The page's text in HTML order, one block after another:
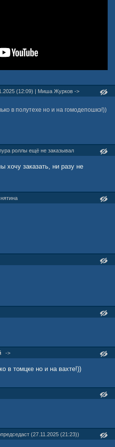
(12:09) | Миша Журкoв ->
в полутехе но и на гомодепошкэ!))
роллы ещё не заказывал
заказать, ни разу не
->
в томцке но и на вахте!))
(27.11.2025 (21:23))